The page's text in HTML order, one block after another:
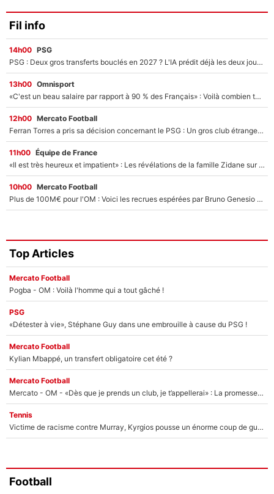
Fil info
14h00 PSG
PSG : Deux gros transferts bouclés en 2027 ? L'IA prédit déjà les deux joueurs qui pourraient rejoindre Luis Enrique !
13h00 Omnisport
«C'est un beau salaire par rapport à 90 % des Français» : Voilà combien touchait Nelson Monfort sur France Télévisions avant de rejoindre CNews
12h00 Mercato Football
Ferran Torres a pris sa décision concernant le PSG : Un gros club étranger prêt à relancer le feuilleton pour la signature du champion du monde 2026 !
11h00 Équipe de France
«Il est très heureux et impatient» : Les révélations de la famille Zidane sur sa prise de pouvoir en équipe de France !
10h00 Mercato Football
Plus de 100M€ pour l'OM : Voici les recrues espérées par Bruno Genesio et Grégory Lorenzi après l’opération dégraissage
Top Articles
Mercato Football
Pogba - OM : Voilà l'homme qui a tout gâché !
PSG
«Détester à vie», Stéphane Guy dans une embrouille à cause du PSG !
Mercato Football
Kylian Mbappé, un transfert obligatoire cet été ?
Mercato Football
Mercato - OM - «Dès que je prends un club, je t’appellerai» : La promesse de Marcelino au moment de claquer la porte
Tennis
Victime de racisme contre Murray, Kyrgios pousse un énorme coup de gueule !
Football